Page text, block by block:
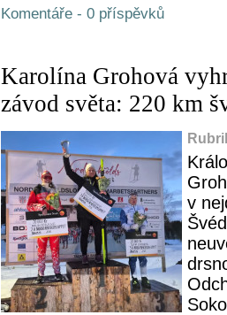
Komentáře - 0 příspěvků
Karolína Grohová
závod světa: 220 km
v